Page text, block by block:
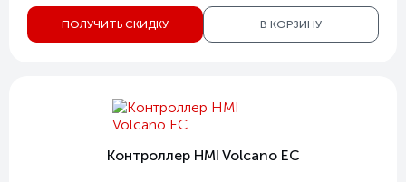
ПОЛУЧИТЬ СКИДКУ В КОРЗИНУ
Контроллер HMI Volcano EC